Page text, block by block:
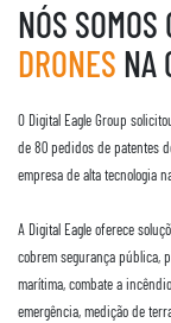
NÓS
DRONES NA
O Digital Eagle Group
de 80 pedidos de patentes
empresa de alta tecnologia
A Digital Eagle oferece
cobrem segurança pública,
marítima, combate a
emergência, medição de